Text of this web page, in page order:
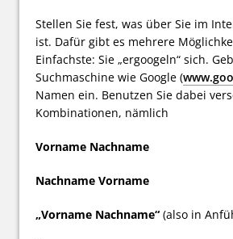
Stellen Sie fest, was über Sie im
ist. Dafür gibt es mehrere
Einfachste: Sie „ergoogeln“ sich.
Suchmaschine wie Google (
Namen ein. Benutzen Sie dabei
Kombinationen, nämlich
Vorname Nachname
Nachname Vorname
„Vorname Nachname“ (also in